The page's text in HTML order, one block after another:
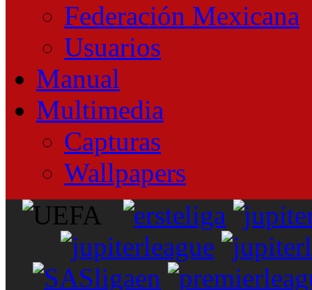
Federación Mexicana
Usuarios
Manual
Multimedia
Capturas
Wallpapers